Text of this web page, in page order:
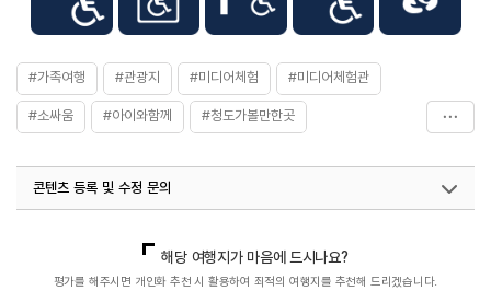
#가족여행 #관광지 #미디어체험 #미디어체험관
#소싸움 #아이와함께 #청도가볼만한곳
콘텐츠 등록 및 수정 문의
열린관광콘텐츠팀(열린관광-모두의여행)
033-738-3425
해당 여행지가 마음에 드시나요?
평가를 해주시면 개인화 추천 시 활용하여 최적의 여행지를 추천해 드리겠습니다.